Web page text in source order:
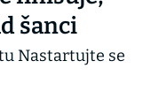
šanci